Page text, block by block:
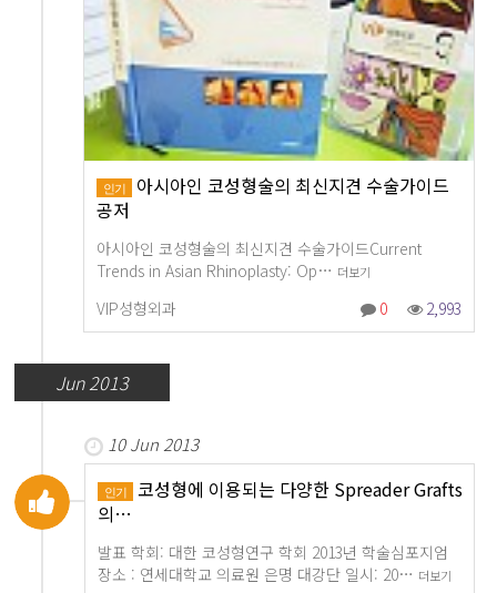
인기 아시아인 코성형술의 최신지견 수술가이드
공저
아시아인 코성형술의 최신지견 수술가이드Current
Trends in Asian Rhinoplasty: Op… 더보기
VIP성형외과 0 2,993
Jun 2013
10 Jun 2013
인기 코성형에 이용되는 다양한 Spreader Grafts
의…
발표 학회: 대한 코성형연구 학회 2013년 학술심포지엄
장소 : 연세대학교 의료원 은명 대강단 일시: 20… 더보기